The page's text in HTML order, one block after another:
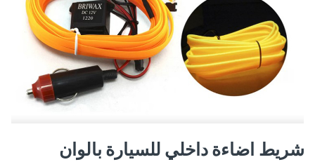
شريط اضاءة داخلي للسيارة بالوان